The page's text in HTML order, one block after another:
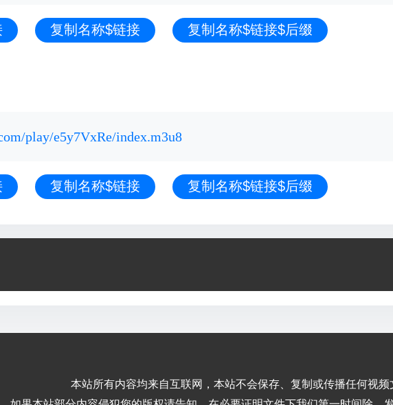
复制名称$链接 复制名称$链接$后缀
play/e5y7VxRe/index.m3u8
复制名称$链接 复制名称$链接$后缀
本站所有内容均来自互联网，本站不会保存、复制或传播任何视